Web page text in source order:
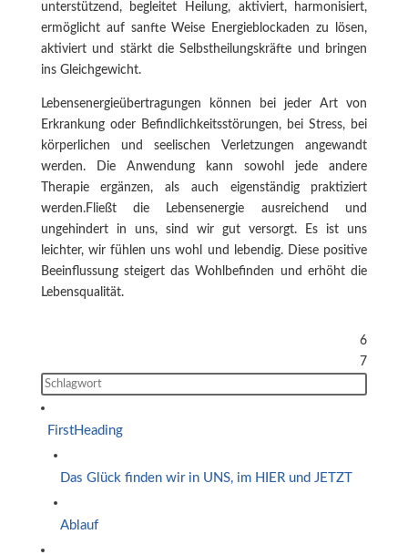
unterstützend, begleitet Heilung, aktiviert, harmonisiert,
ermöglicht auf sanfte Weise Energieblockaden zu lösen,
aktiviert und stärkt die Selbstheilungskräfte und bringen
ins Gleichgewicht.
Lebensenergieübertragungen können bei jeder Art von
Erkrankung oder Befindlichkeitsstörungen, bei Stress, bei
körperlichen und seelischen Verletzungen angewandt
werden. Die Anwendung kann sowohl jede andere
Therapie ergänzen, als auch eigenständig praktiziert
werden.Fließt die Lebensenergie ausreichend und
ungehindert in uns, sind wir gut versorgt. Es ist uns
leichter, wir fühlen uns wohl und lebendig. Diese positive
Beeinflussung steigert das Wohlbefinden und erhöht die
Lebensqualität.
6
7
FirstHeading
Das Glück finden wir in UNS, im HIER und JETZT
Ablauf